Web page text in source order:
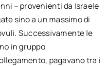
– provenienti da Israele
sino a un massimo di
Successivamente le
in gruppo
pagavano tra i